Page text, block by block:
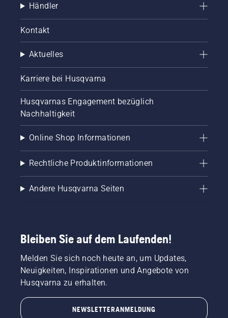
Händler
Kontakt
Aktuelles
Karriere bei Husqvarna
Husqvarnas Engagement bezüglich
Nachhaltigkeit
Online Shop Informationen
Rechtliche Produktinformationen
Andere Husqvarna Seiten
Bleiben Sie auf dem Laufenden!
Melden Sie sich noch heute an, um Updates,
Neuigkeiten, Inspirationen und Angebote von
Husqvarna zu erhalten.
NEWSLETTERANMELDUNG